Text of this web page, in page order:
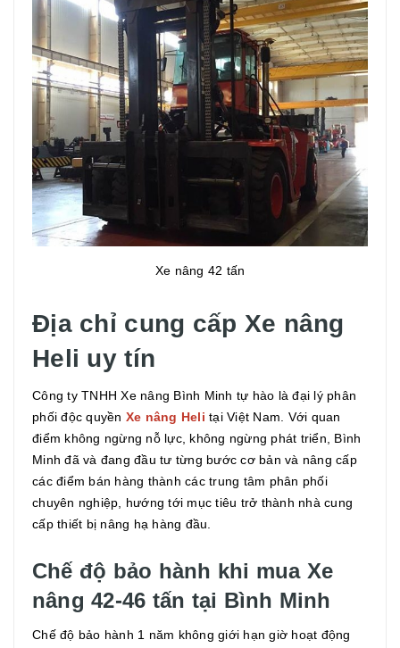
Xe nâng 42 tấn
Địa chỉ cung cấp Xe nâng
Heli uy tín
Công ty TNHH Xe nâng Bình Minh tự hào là đại lý phân
phối độc quyền Xe nâng Heli tại Việt Nam. Với quan
điểm không ngừng nỗ lực, không ngừng phát triển, Bình
Minh đã và đang đầu tư từng bước cơ bản và nâng cấp
các điểm bán hàng thành các trung tâm phân phối
chuyên nghiệp, hướng tới mục tiêu trở thành nhà cung
cấp thiết bị nâng hạ hàng đầu.
Chế độ bảo hành khi mua Xe
nâng 42-46 tấn tại Bình Minh
Chế độ bảo hành 1 năm không giới hạn giờ hoạt động